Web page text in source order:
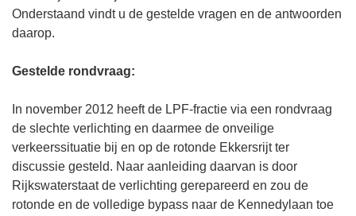
Onderstaand vindt u de gestelde vragen en de antwoorden
daarop.
Gestelde rondvraag:
In november 2012 heeft de LPF-fractie via een rondvraag
de slechte verlichting en daarmee de onveilige
verkeerssituatie bij en op de rotonde Ekkersrijt ter
discussie gesteld. Naar aanleiding daarvan is door
Rijkswaterstaat de verlichting gerepareerd en zou de
rotonde en de volledige bypass naar de Kennedylaan toe